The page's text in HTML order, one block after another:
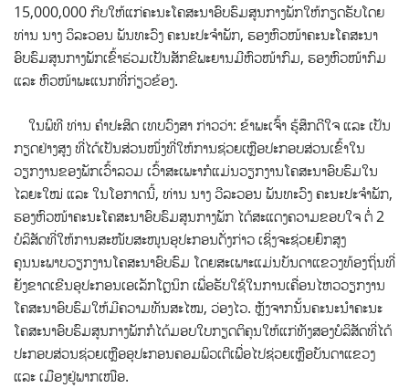
15,000,000 ກີບໃຫ້ແກ່ຄະນະໂຄສະນາອົບຮົມສູນກາງພັກໃຫ້ກຽດຮັບໂດຍ
ທ່ານ ນາງ ວິລະວອນ ພັນທະວົງ ຄະນະປະຈຳພັກ, ຮອງຫົວໜ້າຄະນະໂຄສະນາ
ອົບຮົມສູນກາງພັກເຂົ້າຮ່ວມເປັນສັກຂີພະຍານມີຫົວໜ້າກົມ, ຮອງຫົວໜ້າກົມ
ແລະ ຫົວໜ້າພະແນກທີ່ກ່ຽວຂ້ອງ.
ໃນພິທີ ທ່ານ ຄຳປະສິດ ເທບວົງສາ ກ່າວວ່າ: ຂ້າພະເຈົ້າ ຮູ້ສຶກດີໃຈ ແລະ ເປັນ
ກຽດຢ່າງສູງ ທີ່ໄດ້ເປັນສ່ວນໜຶ່ງທີ່ໃຫ້ການຊ່ວຍເຫຼືອປະກອບສ່ວນເຂົ້າໃນ
ວຽກງານຂອງພັກເວົ້າລວມ ເວົ້າສະເພະາກໍແມ່ນວຽກງານໂຄສະນາອົບຮົມໃນ
ໄລຍະໃໝ່ ແລະ ໃນໂອກາດນີ້, ທ່ານ ນາງ ວີລະວອນ ພັນທະວົງ ຄະນະປະຈຳພັກ,
ຮອງຫົວໜ້າຄະນະໂຄສະນາອົບຮົມສູນກາງພັກ ໄດ້ສະແດງຄວາມຂອບໃຈ ຕໍ່ 2
ບໍລິສັດທີ່ໃຫ້ການສະໜັບສະໜູນອຸປະກອນດັ່ງກ່າວ ເຊິ່ງຈະຊ່ວຍຍົກສູງ
ຄຸນນະພາບວຽກງານໂຄສະນາອົບຮົມ ໂດຍສະເພາະແມ່ນບັນດາແຂວງທ້ອງຖິ່ນທີ່
ຍັງຂາດເຂີນອຸປະກອນເອເລັກໂຕຼນິກ ເພື່ອຮັບໃຊ້ໃນການເຄື່ອນໄຫວວຽກງານ
ໂຄສະນາອົບຮົມໃຫ້ມີຄວາມທັນສະໄໝ, ວ່ອງໄວ. ຫຼັງຈາກນັ້ນຄະນະນຳຄະນະ
ໂຄສະນາອົບຮົມສູນກາງພັກກໍໄດ້ມອບໃບກຽດຕິຄຸນໃຫ້ແກ່ທັງສອງບໍລິສັດທີ່ໄດ້
ປະກອບສ່ວນຊ່ວຍເຫຼືອອຸປະກອນຄອມພິວເຕີເພື່ອໄປຊ່ວຍເຫຼືອບັນດາແຂວງ
ແລະ ເມືອງຢູ່ພາກເໜືອ.